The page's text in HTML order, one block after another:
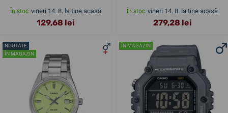
În stoc vineri 14. 8. la tine acasă
129,68 lei
În stoc vineri 14. 8. la tine acasă
279,28 lei
NOUTATE
ÎN MAGAZIN
ÎN MAGAZIN